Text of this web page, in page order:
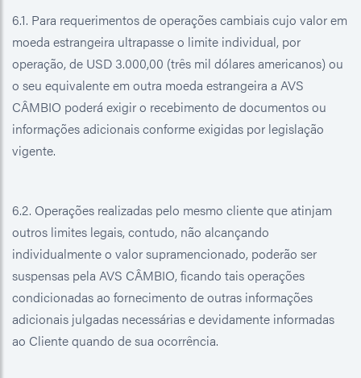
6.1. Para requerimentos de operações cambiais cujo valor em
moeda estrangeira ultrapasse o limite individual, por
operação, de USD 3.000,00 (três mil dólares americanos) ou
o seu equivalente em outra moeda estrangeira a AVS
CÂMBIO poderá exigir o recebimento de documentos ou
informações adicionais conforme exigidas por legislação
vigente.
6.2. Operações realizadas pelo mesmo cliente que atinjam
outros limites legais, contudo, não alcançando
individualmente o valor supramencionado, poderão ser
suspensas pela AVS CÂMBIO, ficando tais operações
condicionadas ao fornecimento de outras informações
adicionais julgadas necessárias e devidamente informadas
ao Cliente quando de sua ocorrência.